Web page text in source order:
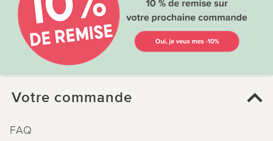
Votre commande
FAQ